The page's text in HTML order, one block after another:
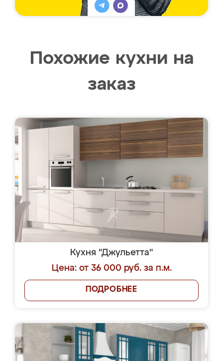
Похожие кухни на
заказ
Кухня "Джульетта"
Цена: от 36 000 руб. за п.м.
ПОДРОБНЕЕ